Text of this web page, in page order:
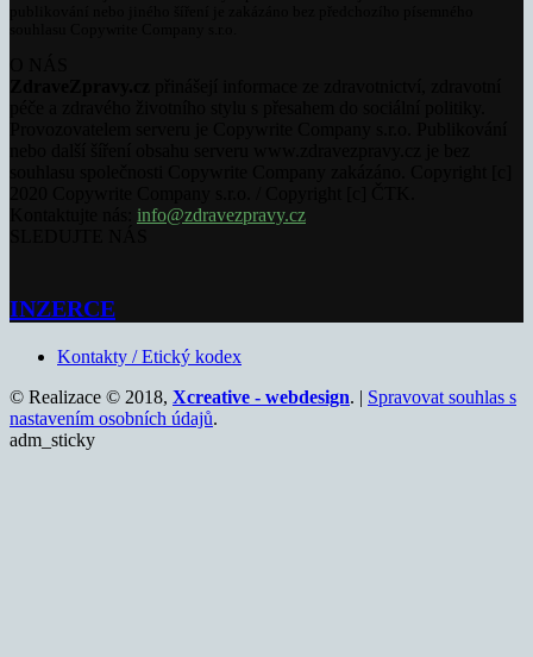
info@zdravezpravy.cz
INZERCE
Kontakty / Etický kodex
© Realizace © 2018, Xcreative - webdesign. | Spravovat souhlas s
nastavením osobních údajů.
adm_sticky